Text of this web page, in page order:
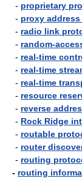
- proprietary
- proxy
- radio link
- random-
- real-time
- real-time
- real-time
- resource
- reverse
- Rock Ridge
- routable
- router
- routing
- routing